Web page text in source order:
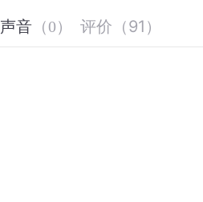
男人板着脸不说话，耳朵却红了。
声音 （0） 评价 （91 ）